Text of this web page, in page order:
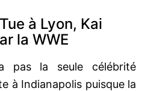
à Lyon, Kai
la WWE
pas la seule célébrité
à Indianapolis puisque la